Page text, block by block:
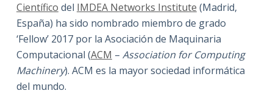
Científico del IMDEA Networks Institute (Madrid,
España) ha sido nombrado miembro de grado
‘Fellow’ 2017 por la Asociación de Maquinaria
Computacional (ACM – Association for Computing
Machinery). ACM es la mayor sociedad informática
del mundo.